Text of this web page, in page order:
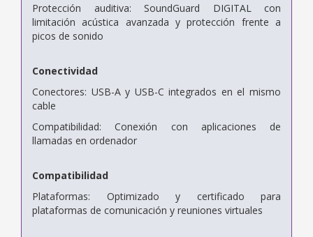
Protección auditiva: SoundGuard DIGITAL con
limitación acústica avanzada y protección frente a
picos de sonido
Conectividad
Conectores: USB-A y USB-C integrados en el mismo
cable
Compatibilidad: Conexión con aplicaciones de
llamadas en ordenador
Compatibilidad
Plataformas: Optimizado y certificado para
plataformas de comunicación y reuniones virtuales